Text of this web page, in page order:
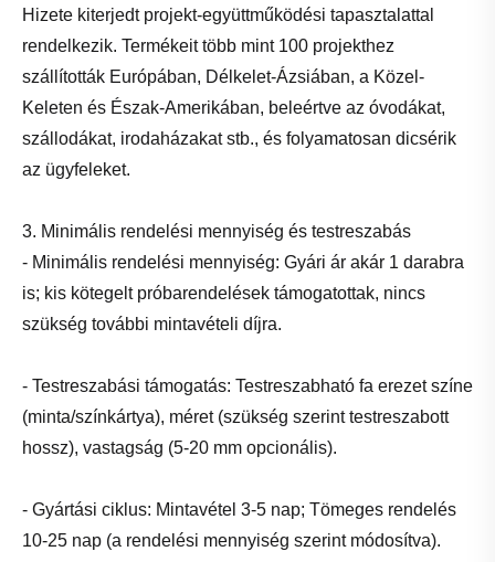
Hizete kiterjedt projekt-együttműködési tapasztalattal
rendelkezik. Termékeit több mint 100 projekthez
szállították Európában, Délkelet-Ázsiában, a Közel-
Keleten és Észak-Amerikában, beleértve az óvodákat,
szállodákat, irodaházakat stb., és folyamatosan dicsérik
az ügyfeleket.
3. Minimális rendelési mennyiség és testreszabás
- Minimális rendelési mennyiség: Gyári ár akár 1 darabra
is; kis kötegelt próbarendelések támogatottak, nincs
szükség további mintavételi díjra.
- Testreszabási támogatás: Testreszabható fa erezet színe
(minta/színkártya), méret (szükség szerint testreszabott
hossz), vastagság (5-20 mm opcionális).
- Gyártási ciklus: Mintavétel 3-5 nap; Tömeges rendelés
10-25 nap (a rendelési mennyiség szerint módosítva).